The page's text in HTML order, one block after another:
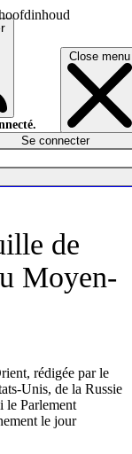
Close menu
Se connecter
de
Moyen-
rédigée par le
Unis, de la Russie
le Parlement
le jour